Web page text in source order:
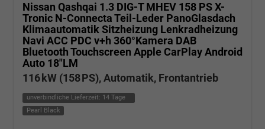
Nissan Qashqai 1.3 DIG-T MHEV 158 PS X-
Tronic N-Connecta Teil-Leder PanoGlasdach
Klimaautomatik Sitzheizung Lenkradheizung
Navi ACC PDC v+h 360°Kamera DAB
Bluetooth Touchscreen Apple CarPlay Android
Auto 18"LM
116 kW (158 PS), Automatik, Frontantrieb
unverbindliche Lieferzeit: 14 Tage
Pearl Black